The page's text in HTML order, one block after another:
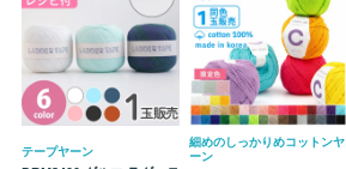
テープヤーン
細めのしっかりめコットンヤ
ーン